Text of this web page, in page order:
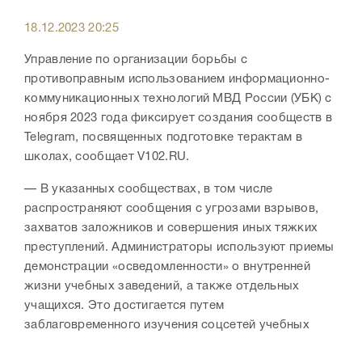
18.12.2023 20:25
Управление по организации борьбы с
противоправным использованием информационно-
коммуникационных технологий МВД России (УБК) с
ноября 2023 года фиксирует создания сообществ в
Telegram, посвященных подготовке терактам в
школах, сообщает V102.RU.
— В указанных сообществах, в том числе
распространяют сообщения с угрозами взрывов,
захватов заложников и совершения иных тяжких
преступлений. Администраторы используют приемы
демонстрации «осведомленности» о внутренней
жизни учебных заведений, а также отдельных
учащихся. Это достигается путем
заблаговременного изучения соцсетей учебных